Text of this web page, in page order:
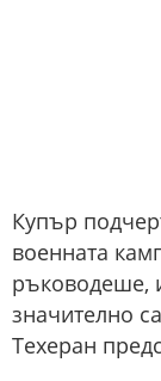
Купър
военната
ръководеше,
значително
Техеран